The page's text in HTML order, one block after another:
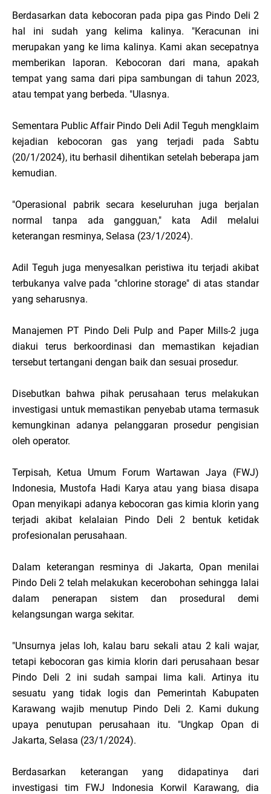
Berdasarkan data kebocoran pada pipa gas Pindo Deli 2
hal ini sudah yang kelima kalinya. "Keracunan ini
merupakan yang ke lima kalinya. Kami akan secepatnya
memberikan laporan. Kebocoran dari mana, apakah
tempat yang sama dari pipa sambungan di tahun 2023,
atau tempat yang berbeda. "Ulasnya.
Sementara Public Affair Pindo Deli Adil Teguh mengklaim
kejadian kebocoran gas yang terjadi pada Sabtu
(20/1/2024), itu berhasil dihentikan setelah beberapa jam
kemudian.
"Operasional pabrik secara keseluruhan juga berjalan
normal tanpa ada gangguan," kata Adil melalui
keterangan resminya, Selasa (23/1/2024).
Adil Teguh juga menyesalkan peristiwa itu terjadi akibat
terbukanya valve pada "chlorine storage" di atas standar
yang seharusnya.
Manajemen PT Pindo Deli Pulp and Paper Mills-2 juga
diakui terus berkoordinasi dan memastikan kejadian
tersebut tertangani dengan baik dan sesuai prosedur.
Disebutkan bahwa pihak perusahaan terus melakukan
investigasi untuk memastikan penyebab utama termasuk
kemungkinan adanya pelanggaran prosedur pengisian
oleh operator.
Terpisah, Ketua Umum Forum Wartawan Jaya (FWJ)
Indonesia, Mustofa Hadi Karya atau yang biasa disapa
Opan menyikapi adanya kebocoran gas kimia klorin yang
terjadi akibat kelalaian Pindo Deli 2 bentuk ketidak
profesionalan perusahaan.
Dalam keterangan resminya di Jakarta, Opan menilai
Pindo Deli 2 telah melakukan kecerobohan sehingga lalai
dalam penerapan sistem dan prosedural demi
kelangsungan warga sekitar.
"Unsurnya jelas loh, kalau baru sekali atau 2 kali wajar,
tetapi kebocoran gas kimia klorin dari perusahaan besar
Pindo Deli 2 ini sudah sampai lima kali. Artinya itu
sesuatu yang tidak logis dan Pemerintah Kabupaten
Karawang wajib menutup Pindo Deli 2. Kami dukung
upaya penutupan perusahaan itu. "Ungkap Opan di
Jakarta, Selasa (23/1/2024).
Berdasarkan keterangan yang didapatinya dari
investigasi tim FWJ Indonesia Korwil Karawang, dia